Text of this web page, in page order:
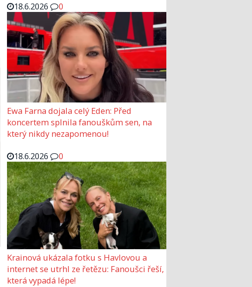
18.6.2026
0
Ewa Farna dojala celý Eden: Před
koncertem splnila fanouškům sen, na
který nikdy nezapomenou!
18.6.2026
0
Krainová ukázala fotku s Havlovou a
internet se utrhl ze řetězu: Fanoušci řeší,
která vypadá lépe!